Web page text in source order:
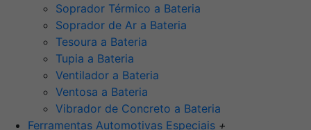
Soprador Térmico a Bateria
Soprador de Ar a Bateria
Tesoura a Bateria
Tupia a Bateria
Ventilador a Bateria
Ventosa a Bateria
Vibrador de Concreto a Bateria
Ferramentas Automotivas Especiais +